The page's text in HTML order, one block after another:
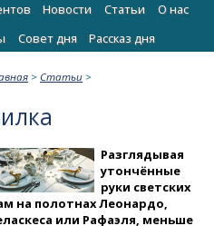
Новости Статьи
О нас
Cовет дня Рассказ дня
> Статьи >
Разглядывая
утончённые
руки светских
на полотнах Леонардо,
или Рафаэля, меньше